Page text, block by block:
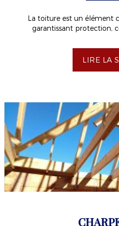
La toiture est un élément
garantissant protection,
LIRE LA